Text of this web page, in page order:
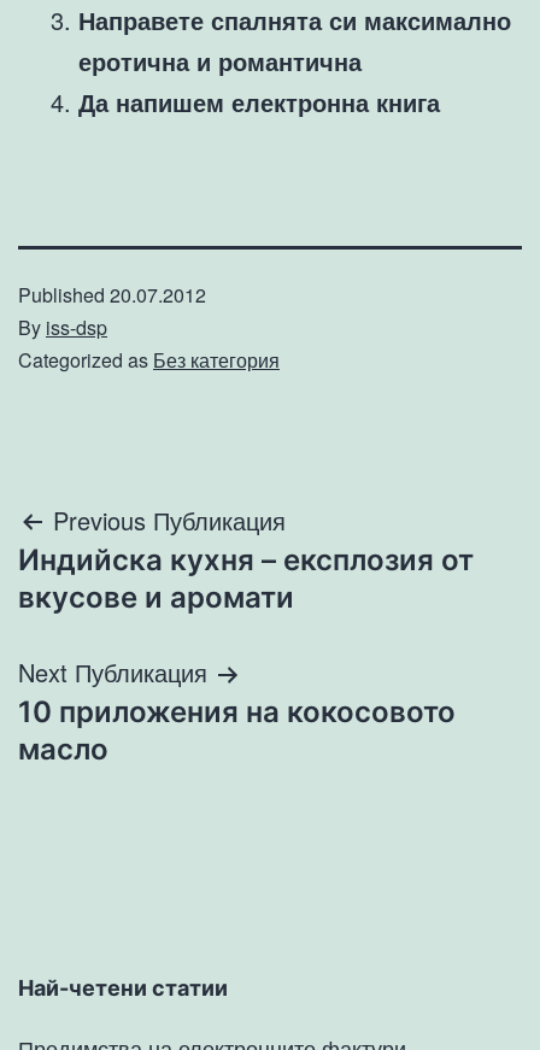
Направете спалнята си максимално
еротична и романтична
Да напишем електронна книга
Published 20.07.2012
By iss-dsp
Categorized as Без категория
Навигация
Previous Публикация
Индийска кухня – експлозия от
вкусове и аромати
Next Публикация
10 приложения на кокосовото
масло
Най-четени статии